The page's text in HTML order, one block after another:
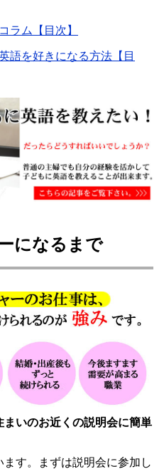
ラム【目次】
語を好きになる方法【目
になるまで
いのお近くの説明会に簡単
す。まずは説明会に参加し